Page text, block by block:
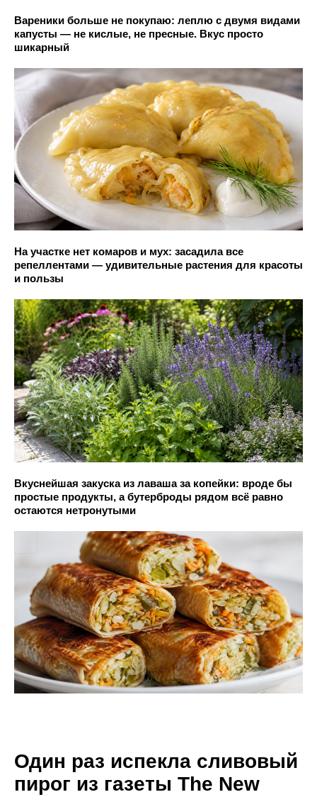
Вареники больше не покупаю: леплю с двумя видами
капусты — не кислые, не пресные. Вкус просто
шикарный
На участке нет комаров и мух: засадила все
репеллентами — удивительные растения для красоты
и пользы
Вкуснейшая закуска из лаваша за копейки: вроде бы
простые продукты, а бутерброды рядом всё равно
остаются нетронутыми
Один раз испекла сливовый
пирог из газеты The New